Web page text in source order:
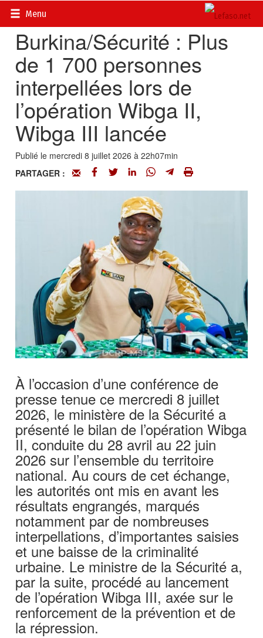
Menu
Accueil>
Burkina/Sécurité : Plus
de 1 700 personnes
interpellées lors de
l’opération Wibga II,
Wibga III lancée
Publié le mercredi 8 juillet 2026 à 22h07min
PARTAGER :
À l’occasion d’une conférence de
presse tenue ce mercredi 8 juillet
2026, le ministère de la Sécurité a
présenté le bilan de l’opération Wibga
II, conduite du 28 avril au 22 juin
2026 sur l’ensemble du territoire
national. Au cours de cet échange,
les autorités ont mis en avant les
résultats engrangés, marqués
notamment par de nombreuses
interpellations, d’importantes saisies
et une baisse de la criminalité
urbaine. Le ministre de la Sécurité a,
par la suite, procédé au lancement
de l’opération Wibga III, axée sur le
renforcement de la prévention et de
la répression.